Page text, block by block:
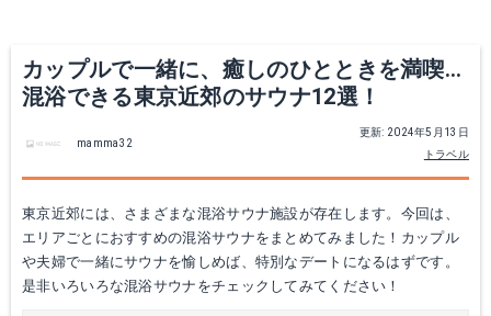
カップルで一緒に、癒しのひとときを満喫…
混浴できる東京近郊のサウナ12選！
更新: 2024年5月13日
トラベル
mamma32
東京近郊には、さまざまな混浴サウナ施設が存在します。今回は、
エリアごとにおすすめの混浴サウナをまとめてみました！カップル
や夫婦で一緒にサウナを愉しめば、特別なデートになるはずです。
是非いろいろな混浴サウナをチェックしてみてください！